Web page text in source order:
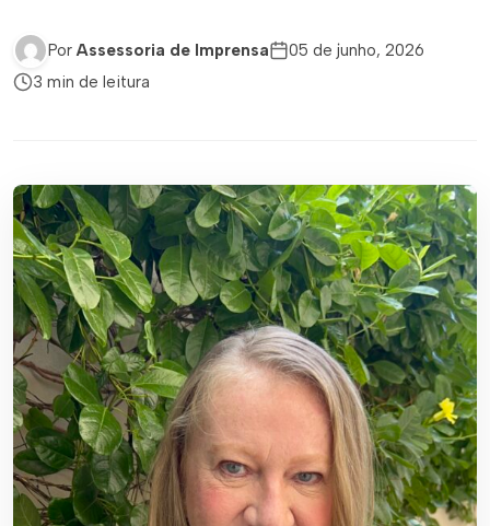
Por Assessoria de Imprensa
05 de junho, 2026
3 min de leitura